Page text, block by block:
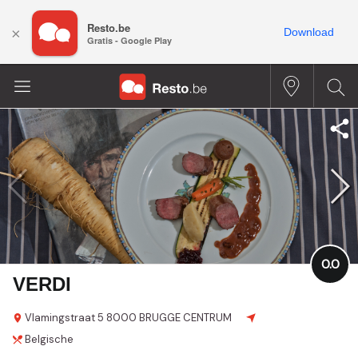
VERDI
Vlamingstraat5 8000 BRUGGE CENTRUM
0.0
Belgische
× Resto.be
Gratis - Google Play
Download